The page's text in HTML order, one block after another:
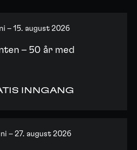
– 15. august 2026
– 50 år med
INNGANG
– 27. august 2026